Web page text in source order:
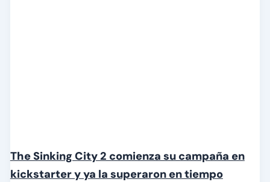
The Sinking City 2 comienza su campaña en
kickstarter y ya la superaron en tiempo